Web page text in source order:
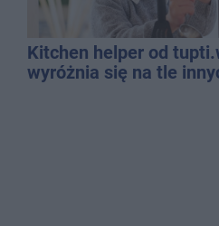
Kitchen helper od
wyróżnia się na tle